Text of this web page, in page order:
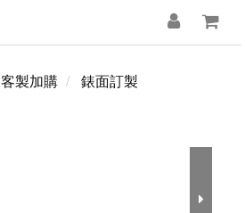
製加購 錶面訂製